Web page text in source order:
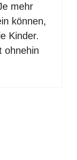
mehr
können,
Kinder.
ohnehin